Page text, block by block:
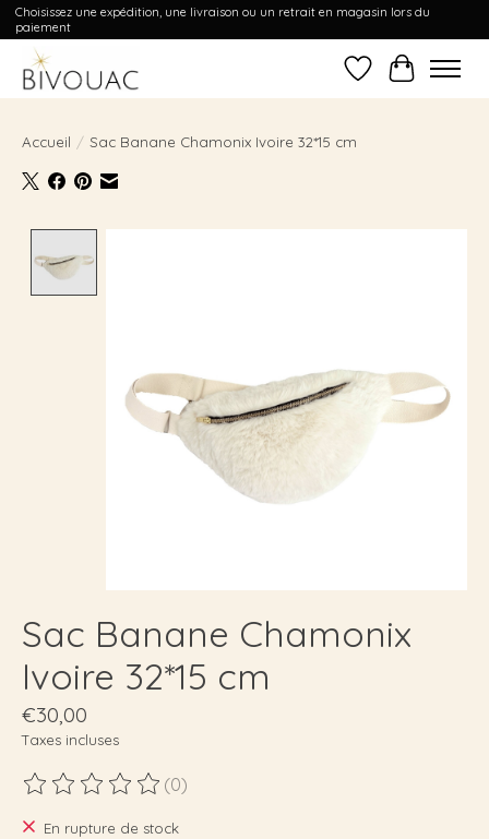
Choisissez une expédition, une livraison ou un retrait en magasin lors du
paiement
Liste dePanier
Accueil / Sac Banane Chamonix Ivoire 32*15 cm
Sac Banane Chamonix
Ivoire 32*15 cm
€30,00
Taxes incluses
Ce produit est évalué à
(0)
En rupture de stock